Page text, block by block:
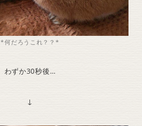
*何だろうこれ？？*
わずか30秒後…
↓